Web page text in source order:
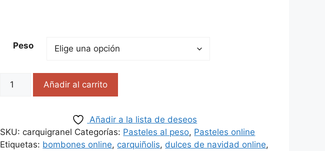
Peso
Añadir al carrito
Añadir a la lista de deseos
SKU: carquigranel Categorías: Pasteles al peso, Pasteles online
Etiquetas: bombones online, carquiñolis, dulces de navidad online,